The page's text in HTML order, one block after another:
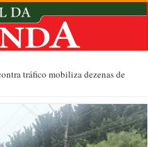
tráfico mobiliza dezenas de